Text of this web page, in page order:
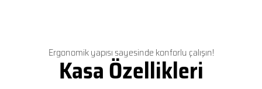
Ergonomik yapısı sayesinde konforlu çalışın!
Kasa Özellikleri